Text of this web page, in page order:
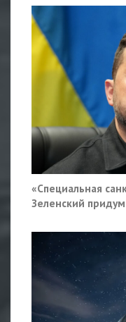
«Специальная
Зеленский